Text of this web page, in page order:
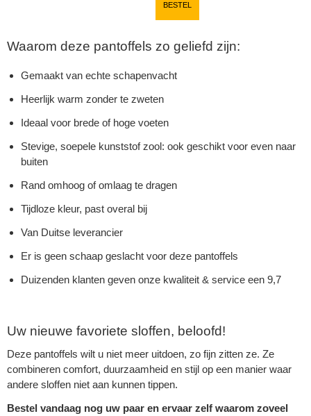
BESTEL
Waarom deze pantoffels zo geliefd zijn:
Gemaakt van echte schapenvacht
Heerlijk warm zonder te zweten
Ideaal voor brede of hoge voeten
Stevige, soepele kunststof zool: ook geschikt voor even naar
buiten
Rand omhoog of omlaag te dragen
Tijdloze kleur, past overal bij
Van Duitse leverancier
Er is geen schaap geslacht voor deze pantoffels
Duizenden klanten geven onze kwaliteit & service een 9,7
Uw nieuwe favoriete sloffen, beloofd!
Deze pantoffels wilt u niet meer uitdoen, zo fijn zitten ze. Ze
combineren comfort, duurzaamheid en stijl op een manier waar
andere sloffen niet aan kunnen tippen.
Bestel vandaag nog uw paar en ervaar zelf waarom zoveel